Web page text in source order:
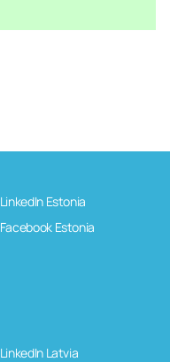
LinkedIn Estonia
Facebook Estonia
LinkedIn Latvia